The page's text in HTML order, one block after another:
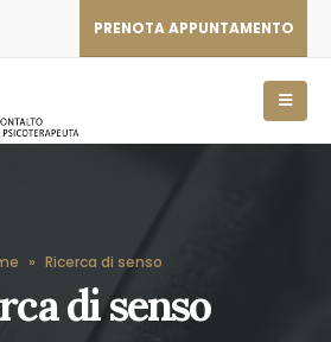
PRENOTA APPUNTAMENTO
» Ricerca di senso
di senso